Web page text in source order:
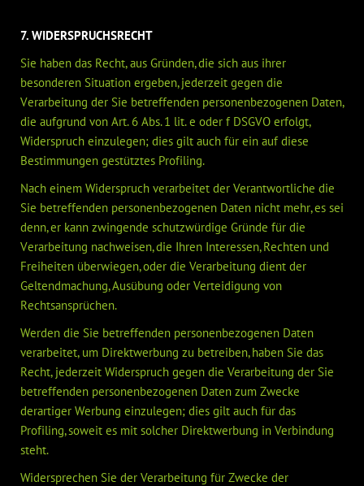
7. WIDERSPRUCHSRECHT
Sie haben das Recht, aus Gründen, die sich aus ihrer
besonderen Situation ergeben, jederzeit gegen die
Verarbeitung der Sie betreffenden personenbezogenen Daten,
die aufgrund von Art. 6 Abs. 1 lit. e oder f DSGVO erfolgt,
Widerspruch einzulegen; dies gilt auch für ein auf diese
Bestimmungen gestütztes Profiling.
Nach einem Widerspruch verarbeitet der Verantwortliche die
Sie betreffenden personenbezogenen Daten nicht mehr, es sei
denn, er kann zwingende schutzwürdige Gründe für die
Verarbeitung nachweisen, die Ihren Interessen, Rechten und
Freiheiten überwiegen, oder die Verarbeitung dient der
Geltendmachung, Ausübung oder Verteidigung von
Rechtsansprüchen.
Werden die Sie betreffenden personenbezogenen Daten
verarbeitet, um Direktwerbung zu betreiben, haben Sie das
Recht, jederzeit Widerspruch gegen die Verarbeitung der Sie
betreffenden personenbezogenen Daten zum Zwecke
derartiger Werbung einzulegen; dies gilt auch für das
Profiling, soweit es mit solcher Direktwerbung in Verbindung
steht.
Widersprechen Sie der Verarbeitung für Zwecke der